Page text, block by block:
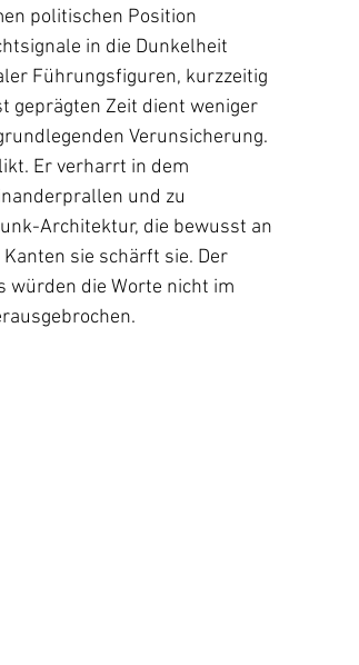
politischen Position
in die Dunkelheit
Führungsfiguren, kurzzeitig
geprägten Zeit dient weniger
Verunsicherung.
Er verharrt in dem
und zu
Architektur, die bewusst an
sie schärft sie. Der
würden die Worte nicht im